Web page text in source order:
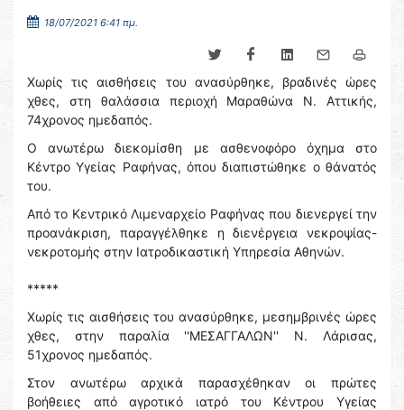
18/07/2021 6:41 πμ.
Χωρίς τις αισθήσεις του ανασύρθηκε, βραδινές ώρες
χθες, στη θαλάσσια περιοχή Μαραθώνα Ν. Αττικής,
74χρονος ημεδαπός.
Ο ανωτέρω διεκομίσθη με ασθενοφόρο όχημα στο
Κέντρο Υγείας Ραφήνας, όπου διαπιστώθηκε ο θάνατός
του.
Από το Κεντρικό Λιμεναρχείο Ραφήνας που διενεργεί την
προανάκριση, παραγγέλθηκε η διενέργεια νεκροψίας-
νεκροτομής στην Ιατροδικαστική Υπηρεσία Αθηνών.
*****
Χωρίς τις αισθήσεις του ανασύρθηκε, μεσημβρινές ώρες
χθες, στην παραλία ''ΜΕΣΑΓΓΑΛΩΝ'' Ν. Λάρισας,
51χρονος ημεδαπός.
Στον ανωτέρω αρχικά παρασχέθηκαν οι πρώτες
βοήθειες από αγροτικό ιατρό του Κέντρου Υγείας